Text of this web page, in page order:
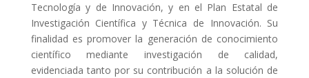
Tecnología y de Innovación, y en el Plan Estatal de
Investigación Científica y Técnica de Innovación. Su
finalidad es promover la generación de conocimiento
científico mediante investigación de calidad,
evidenciada tanto por su contribución a la solución de